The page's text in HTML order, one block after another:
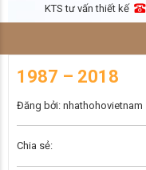
KTS tư vấn thiết kế
1987 – 2018
Đăng bởi: nhathohovietnam
Chia sẻ: